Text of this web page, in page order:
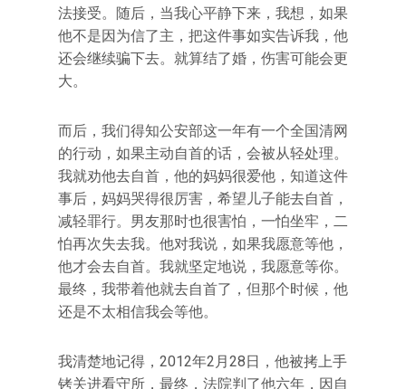
法接受。随后，当我心平静下来，我想，如果
他不是因为信了主，把这件事如实告诉我，他
还会继续骗下去。就算结了婚，伤害可能会更
大。
而后，我们得知公安部这一年有一个全国清网
的行动，如果主动自首的话，会被从轻处理。
我就劝他去自首，他的妈妈很爱他，知道这件
事后，妈妈哭得很厉害，希望儿子能去自首，
减轻罪行。男友那时也很害怕，一怕坐牢，二
怕再次失去我。他对我说，如果我愿意等他，
他才会去自首。我就坚定地说，我愿意等你。
最终，我带着他就去自首了，但那个时候，他
还是不太相信我会等他。
我清楚地记得，2012年2月28日，他被拷上手
铐关进看守所，最终，法院判了他六年，因自